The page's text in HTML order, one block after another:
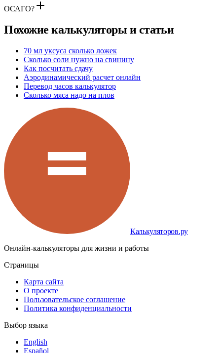
ОСАГО?
Похожие калькуляторы и статьи
70 мл уксуса сколько ложек
Сколько соли нужно на свинину
Как посчитать сдачу
Аэродинамический расчет онлайн
Перевод часов калькулятор
Сколько мяса надо на плов
Калькуляторов.ру
Онлайн-калькуляторы для жизни и работы
Страницы
Карта сайта
О проекте
Пользовательское соглашение
Политика конфиденциальности
Выбор языка
English
Español